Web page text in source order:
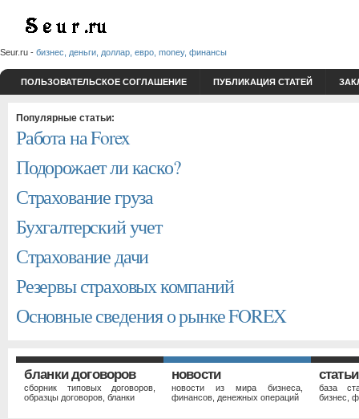
Seur.ru - бизнес, деньги, доллар, евро, money, финансы
ПОЛЬЗОВАТЕЛЬСКОЕ СОГЛАШЕНИЕ ПУБЛИКАЦИЯ СТАТЕЙ
Популярные статьи:
Работа на Forex
Подорожает ли каско?
Страхование груза
Бухгалтерский учет
Страхование дачи
Резервы страховых компаний
Основные сведения о рынке FOREX
бланки договоров
сборник типовых договоров,
образцы договоров, бланки
новости
новости из мира бизнеса,
финансов, денежных операций
статьи
база
бизнес,